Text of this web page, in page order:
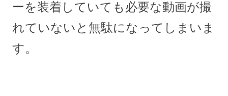
ーを装着していても必要な動画が撮
れていないと無駄になってしまいま
す。